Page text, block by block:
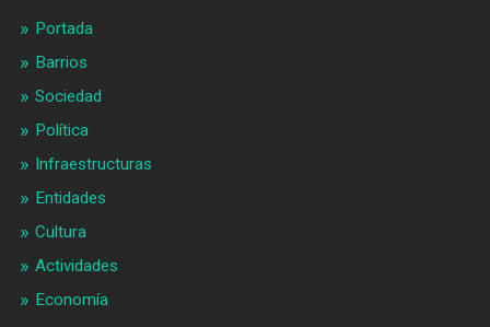
Portada
Barrios
Sociedad
Política
Infraestructuras
Entidades
Cultura
Actividades
Economía